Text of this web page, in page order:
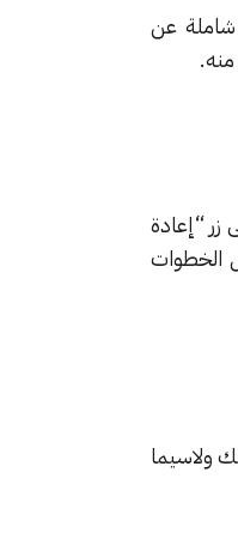
شاملة عن
زر “إعادة
الخطوات
ولاسيما